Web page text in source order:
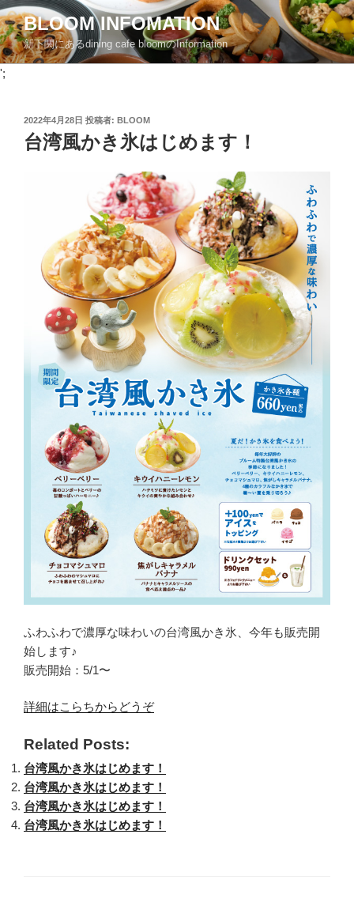
コ
ン
テ
ン
BLOOM INFOMATION
新下関にあるdining cafe bloomのInformation
';
投
稿
日:
2022年4月28日 投稿者: BLOOM
台湾風かき氷はじめます！
ふわふわで濃厚な味わいの台湾風かき氷、今年も販売開
始します♪
販売開始：5/1〜
詳細はこらちからどうぞ
Related Posts:
台湾風かき氷はじめます！
台湾風かき氷はじめます！
台湾風かき氷はじめます！
台湾風かき氷はじめます！